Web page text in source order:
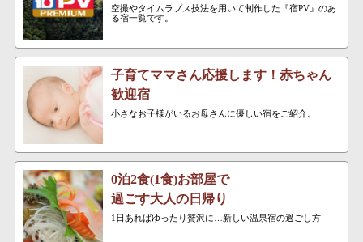
空撮やタイムラプス技法を用いて制作した『宿PV』のあ
る宿一覧です。
子育てママさん応援します！赤ちゃん
歓迎宿
小さなお子様がいるお母さんに優しい宿をご紹介。
0泊2食(1食)お部屋で
過ごす大人の日帰り
1日あればゆったり贅沢に…新しい温泉宿の過ごし方